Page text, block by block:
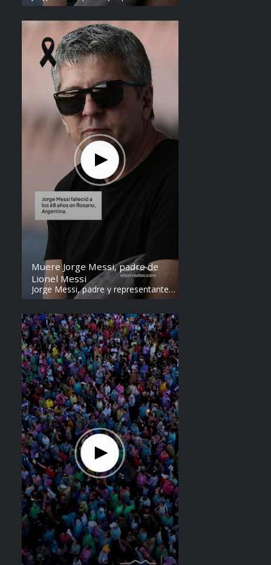
de Lionel Messi, falleció a los 68
clave en la carrera del astro
argentino desde sus primeros años.
Muere Jorge Messi, padre de
Lionel Messi
Jorge Messi, padre y representante
de Lionel Messi, falleció a los 68
clave en la carrera del astro
argentino desde sus primeros años.